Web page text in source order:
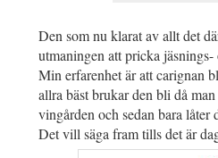
Den som nu klarat av allt det
utmaningen att pricka jäsnings-
Min erfarenhet är att carignan
allra bäst brukar den bli då
vingården och sedan bara låter
Det vill säga fram tills det är